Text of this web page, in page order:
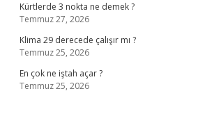
Kürtlerde 3 nokta ne demek ?
Temmuz 27, 2026
Klima 29 derecede çalışır mı ?
Temmuz 25, 2026
En çok ne iştah açar ?
Temmuz 25, 2026